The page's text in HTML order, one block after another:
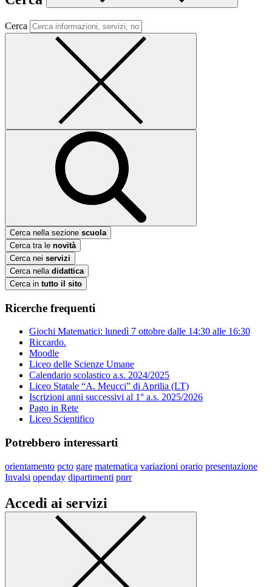
Cerca
Cerca nella sezione scuola
Cerca tra le novità
Cerca nei servizi
Cerca nella didattica
Cerca in tutto il sito
Ricerche frequenti
Giochi Matematici: lunedì 7 ottobre dalle 14:30 alle 16:30
Riccardo.
Moodle
Liceo delle Scienze Umane
Calendario scolastico a.s. 2024/2025
Liceo Statale “A. Meucci” di Aprilia (LT)
Iscrizioni anni successivi al 1° a.s. 2025/2026
Pago in Rete
Liceo Scientifico
Potrebbero interessarti
orientamento pcto gare matematica variazioni orario presentazione
Invalsi openday dipartimenti pnrr
Accedi ai servizi